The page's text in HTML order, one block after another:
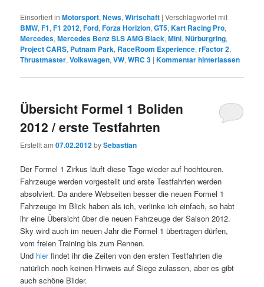
Einsortiert in Motorsport,News,Wirtschaft |Verschlagwortet mit
BMW,F1,F1 2012,Ford,Forza Horizion,GT5,Kart Racing Pro,
Mercedes,Mercedes Benz SLS AMG Black,Mini,Nürburgring,
Project CARS, Putnam Park, RaceRoom Experience,rFactor 2,
Thrustmaster,Volkswagen,VW,WRC 3 |Kommentar hinterlassen
Übersicht Formel 1 Boliden
2012 / erste Testfahrten
Erstellt am07.02.2012bySebastian
Der Formel 1 Zirkus läuft diese Tage wieder auf hochtouren.
Fahrzeuge werden vorgestellt und erste Testfahrten werden
absolviert. Da andere Webseiten besser die neuen Formel 1
Fahrzeuge im Blick haben als ich, verlinke ich einfach, so habt
ihr eine Übersicht über die neuen Fahrzeuge der Saison 2012.
Sky wird auch im neuen Jahr die Formel 1 übertragen dürfen,
vom freien Training bis zum Rennen.
Und hierfindet ihr die Zeiten von den ersten Testfahrten die
natürlich noch keinen Hinweis auf Siege zulassen, aber es gibt
auch schöne Bilder.